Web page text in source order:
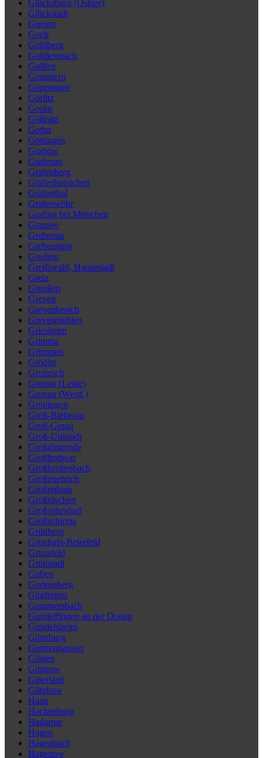
Glücksburg (Ostsee)
Glückstadt
Gnoien
Goch
Goldberg
Goldkronach
Golßen
Gommern
Göppingen
Görlitz
Goslar
Gößnitz
Gotha
Göttingen
Grabow
Grafenau
Gräfenberg
Gräfenhainichen
Gräfenthal
Grafenwöhr
Grafing bei München
Gransee
Grebenau
Grebenstein
Greding
Greifswald, Hansestadt
Greiz
Greußen
Greven
Grevenbroich
Grevesmühlen
Griesheim
Grimma
Grimmen
Gröditz
Groitzsch
Gronau (Leine)
Gronau (Westf.)
Gröningen
Groß-Bieberau
Groß-Gerau
Groß-Umstadt
Großalmerode
Großbottwar
Großbreitenbach
Großenehrich
Großenhain
Großräschen
Großröhrsdorf
Großschirma
Grünberg
Grünhain-Beierfeld
Grünsfeld
Grünstadt
Guben
Gudensberg
Güglingen
Gummersbach
Gundelfingen an der Donau
Gundelsheim
Günzburg
Gunzenhausen
Güsten
Güstrow
Gütersloh
Gützkow
Haan
Hachenburg
Hadamar
Hagen
Hagenbach
Hagenow